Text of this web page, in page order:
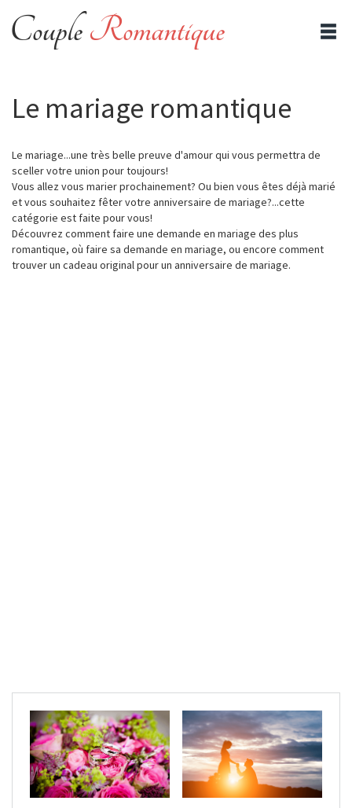
Le mariage romantique
Le mariage...une très belle preuve d'amour qui vous permettra de
sceller votre union pour toujours!
Vous allez vous marier prochainement? Ou bien vous êtes déjà marié
et vous souhaitez fêter votre anniversaire de mariage?...cette
catégorie est faite pour vous!
Découvrez comment faire une demande en mariage des plus
romantique, où faire sa demande en mariage, ou encore comment
trouver un cadeau original pour un anniversaire de mariage.